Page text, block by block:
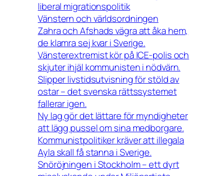
liberal migrationspolitik
Vänstern och världsordningen
Zahra och Afshads vägra att åka hem,
de klamra sej kvar i Sverige.
Vänsterextremist kör på ICE-polis och
skjuter ihjäl kommunisten i nödvärn.
Slipper livstidsutvisning för stöld av
ostar – det svenska rättssystemet
fallerar igen.
Ny lag gör det lättare för myndigheter
att lägg pussel om sina medborgare.
Kommunistpolitiker kräver att illegala
Ayla skall få stanna i Sverige.
Snöröjningen i Stockholm – ett dyrt